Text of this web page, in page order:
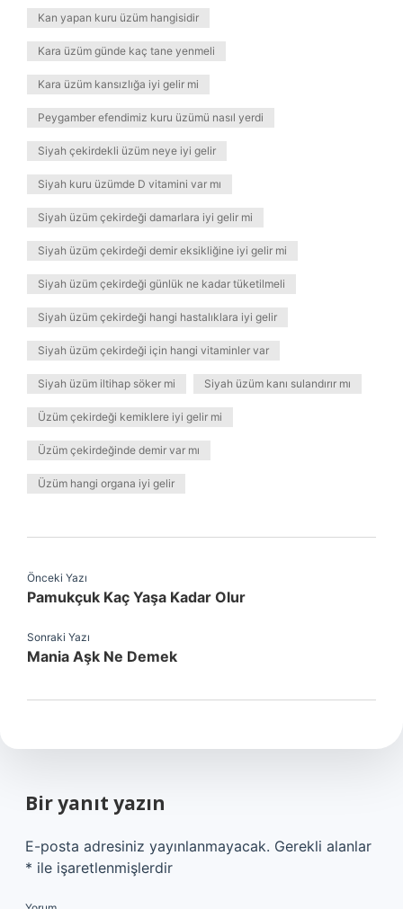
Kan yapan kuru üzüm hangisidir
Kara üzüm günde kaç tane yenmeli
Kara üzüm kansızlığa iyi gelir mi
Peygamber efendimiz kuru üzümü nasıl yerdi
Siyah çekirdekli üzüm neye iyi gelir
Siyah kuru üzümde D vitamini var mı
Siyah üzüm çekirdeği damarlara iyi gelir mi
Siyah üzüm çekirdeği demir eksikliğine iyi gelir mi
Siyah üzüm çekirdeği günlük ne kadar tüketilmeli
Siyah üzüm çekirdeği hangi hastalıklara iyi gelir
Siyah üzüm çekirdeği için hangi vitaminler var
Siyah üzüm iltihap söker mi Siyah üzüm kanı sulandırır mı
Üzüm çekirdeği kemiklere iyi gelir mi
Üzüm çekirdeğinde demir var mı
Üzüm hangi organa iyi gelir
Önceki Yazı
Pamukçuk Kaç Yaşa Kadar Olur
Sonraki Yazı
Mania Aşk Ne Demek
Bir yanıt yazın
E-posta adresiniz yayınlanmayacak. Gerekli alanlar
* ile işaretlenmişlerdir